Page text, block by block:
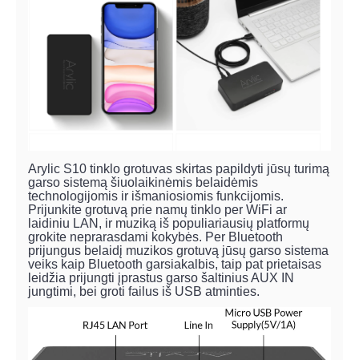
Arylic S10 tinklo grotuvas skirtas papildyti jūsų turimą
garso sistemą šiuolaikinėmis belaidėmis
technologijomis ir išmaniosiomis funkcijomis.
Prijunkite grotuvą prie namų tinklo per WiFi ar
laidiniu LAN, ir muziką iš populiariausių platformų
grokite neprarasdami kokybės. Per Bluetooth
prijungus belaidį muzikos grotuvą jūsų garso sistema
veiks kaip Bluetooth garsiakalbis, taip pat prietaisas
leidžia prijungti įprastus garso šaltinius AUX IN
jungtimi, bei groti failus iš USB atminties.